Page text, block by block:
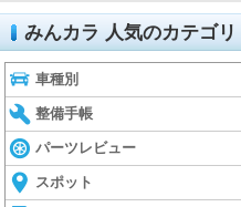
みんカラ 人気のカテゴリ
車種別
整備手帳
パーツレビュー
スポット